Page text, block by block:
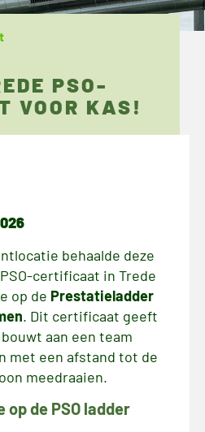
PSO-
VOOR KAS!
behaalde deze
certificaat in Trede
op de Prestatieladder
. Dit certificaat geeft
aan een team
met een afstand tot de
meedraaien.
de PSO ladder